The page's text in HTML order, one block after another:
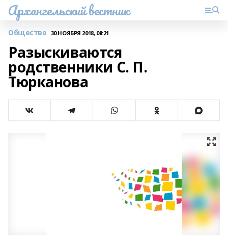
Архангельский вестник
Общество 30 НОЯБРЯ 2018, 08:21
Разыскиваются
родственники С. П.
Тюрканова